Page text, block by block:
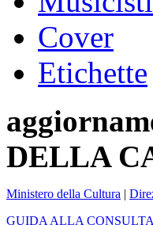
Cover
Etichette
DELLA
Ministero della Cultura |
GUIDA ALLA